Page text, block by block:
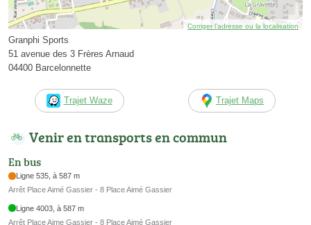
Corriger l’adresse ou la localisation
Granphi Sports
51 avenue des 3 Frères Arnaud
04400 Barcelonnette
Trajet Waze Trajet Maps
Venir en transports en commun
En bus
Ligne 535, à 587 m
Arrêt Place Aimé Gassier - 8 Place Aimé Gassier
Ligne 4003, à 587 m
Arrêt Place Aime Gassier - 8 Place Aimé Gassier